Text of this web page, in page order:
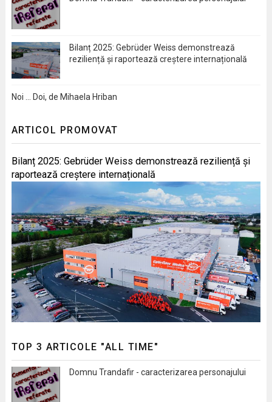
Bilanț 2025: Gebrüder Weiss demonstrează
reziliență și raportează creștere internațională
Noi … Doi, de Mihaela Hriban
ARTICOL PROMOVAT
Bilanț 2025: Gebrüder Weiss demonstrează reziliență și
raportează creștere internațională
TOP 3 ARTICOLE "ALL TIME"
Domnu Trandafir - caracterizarea personajului